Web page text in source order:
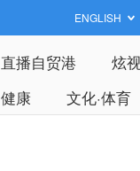
ENGLISH
直播自贸港 炫
健康 文化·体育